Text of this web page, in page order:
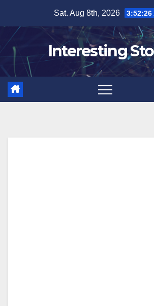
content
Sat. Aug 8th, 2026 3:52:27
Interesting